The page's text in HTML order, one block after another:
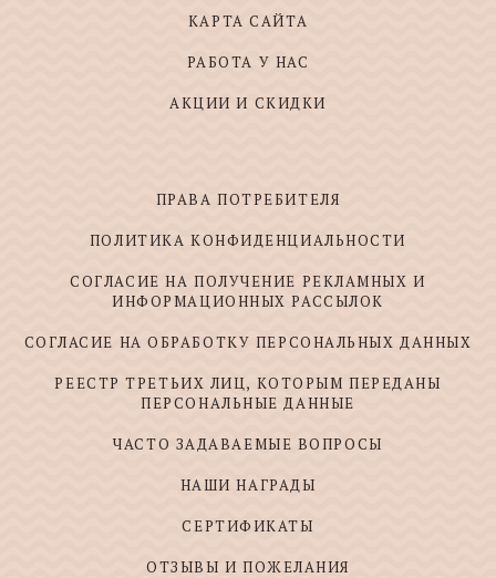
КАРТА САЙТА
РАБОТА У НАС
АКЦИИ И СКИДКИ
ПРАВА ПОТРЕБИТЕЛЯ
ПОЛИТИКА КОНФИДЕНЦИАЛЬНОСТИ
СОГЛАСИЕ НА ПОЛУЧЕНИЕ РЕКЛАМНЫХ И
ИНФОРМАЦИОННЫХ РАССЫЛОК
СОГЛАСИЕ НА ОБРАБОТКУ ПЕРСОНАЛЬНЫХ ДАННЫХ
РЕЕСТР ТРЕТЬИХ ЛИЦ, КОТОРЫМ ПЕРЕДАНЫ
ПЕРСОНАЛЬНЫЕ ДАННЫЕ
ЧАСТО ЗАДАВАЕМЫЕ ВОПРОСЫ
НАШИ НАГРАДЫ
СЕРТИФИКАТЫ
ОТЗЫВЫ И ПОЖЕЛАНИЯ